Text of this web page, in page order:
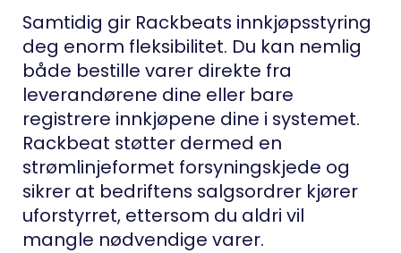
Samtidig gir Rackbeats innkjøpsstyring
deg enorm fleksibilitet. Du kan nemlig
både bestille varer direkte fra
leverandørene dine eller bare
registrere innkjøpene dine i systemet.
Rackbeat støtter dermed en
strømlinjeformet forsyningskjede og
sikrer at bedriftens salgsordrer kjører
uforstyrret, ettersom du aldri vil
mangle nødvendige varer.